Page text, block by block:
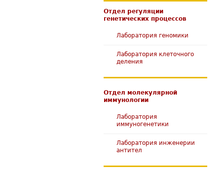
Отдел регуляции
генетических процессов
Лаборатория геномики
Лаборатория клеточного
деления
Отдел молекулярной
иммунологии
Лаборатория
иммуногенетики
Лаборатория инженерии
антител